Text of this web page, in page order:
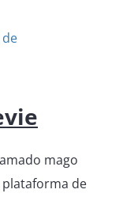
de
mago
plataforma de